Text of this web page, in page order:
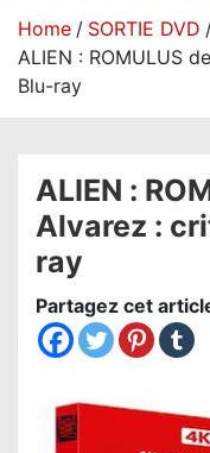
Home
SORTIE DVD
ALIEN : ROMULUS
Blu-ray
ALIEN :
Alvarez :
ray
Partagez cet